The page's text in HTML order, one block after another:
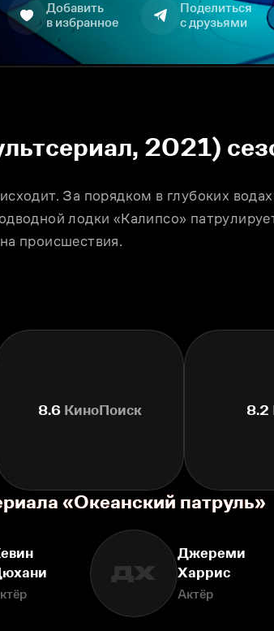
Добавить
в избранное
Поделиться
с друзьями
2021)
За порядком в глубоких водах
лодки «Калипсо»
происшествия.
8.6КиноПоиск 8.2
«Океанский патруль»
ДХ
Джереми
Харрис
Актёр